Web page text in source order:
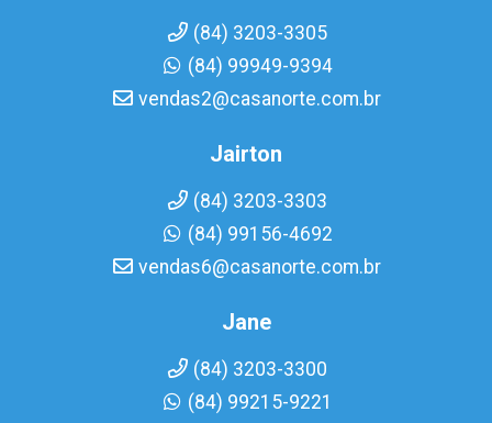
(84) 3203-3305
(84) 99949-9394
vendas2@casanorte.com.br
Jairton
(84) 3203-3303
(84) 99156-4692
vendas6@casanorte.com.br
Jane
(84) 3203-3300
(84) 99215-9221